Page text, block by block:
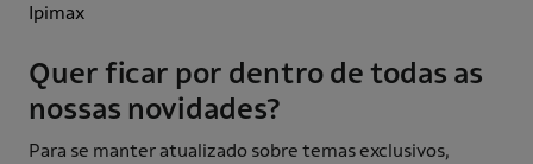
Ipimax
Quer ficar por dentro de todas as
nossas novidades?
Para se manter atualizado sobre temas exclusivos,